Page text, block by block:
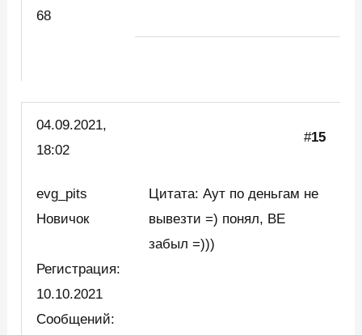
68
04.09.2021,
18:02
#15
evg_pits
Новичок
Регистрация:
10.10.2021
Сообщений:
Цитата: Аут по деньгам не
вывезти =) понял, BE
забыл =)))